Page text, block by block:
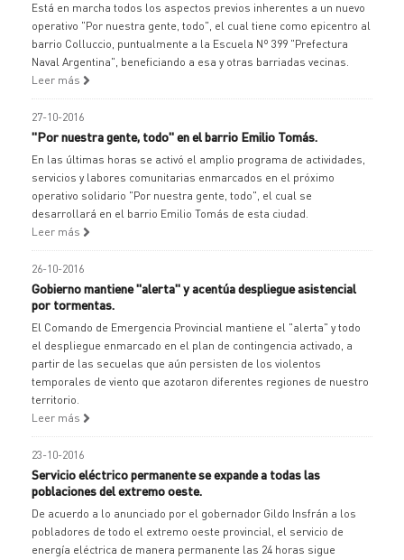
Está en marcha todos los aspectos previos inherentes a un nuevo
operativo "Por nuestra gente, todo", el cual tiene como epicentro al
barrio Colluccio, puntualmente a la Escuela Nº 399 "Prefectura
Naval Argentina", beneficiando a esa y otras barriadas vecinas.
Leer más
27-10-2016
"Por nuestra gente, todo" en el barrio Emilio Tomás.
En las últimas horas se activó el amplio programa de actividades,
servicios y labores comunitarias enmarcados en el próximo
operativo solidario "Por nuestra gente, todo", el cual se
desarrollará en el barrio Emilio Tomás de esta ciudad.
Leer más
26-10-2016
Gobierno mantiene "alerta" y acentúa despliegue asistencial
por tormentas.
El Comando de Emergencia Provincial mantiene el "alerta" y todo
el despliegue enmarcado en el plan de contingencia activado, a
partir de las secuelas que aún persisten de los violentos
temporales de viento que azotaron diferentes regiones de nuestro
territorio.
Leer más
23-10-2016
Servicio eléctrico permanente se expande a todas las
poblaciones del extremo oeste.
De acuerdo a lo anunciado por el gobernador Gildo Insfrán a los
pobladores de todo el extremo oeste provincial, el servicio de
energía eléctrica de manera permanente las 24 horas sigue